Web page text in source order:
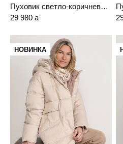
Пуховик светло-коричневого цвета с капюшоном
29 980 a
НОВИНКА